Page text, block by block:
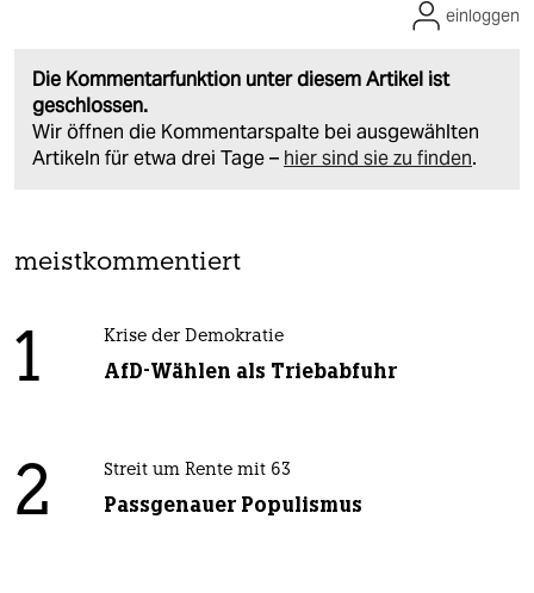
Die Kommentarfunktion unter diesem Artikel ist
geschlossen.
Wir öffnen die Kommentarspalte bei ausgewählten
Artikeln für etwa drei Tage – hier sind sie zu finden.
einloggen
meistkommentiert
1 Krise der Demokratie
AfD-Wählen als Triebabfuhr
2 Streit um Rente mit 63
Passgenauer Populismus